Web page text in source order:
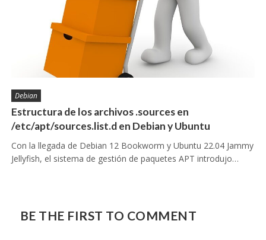
Debian
Estructura de los archivos .sources en
/etc/apt/sources.list.d en Debian y Ubuntu
Con la llegada de Debian 12 Bookworm y Ubuntu 22.04 Jammy
Jellyfish, el sistema de gestión de paquetes APT introdujo…
BE THE FIRST TO COMMENT